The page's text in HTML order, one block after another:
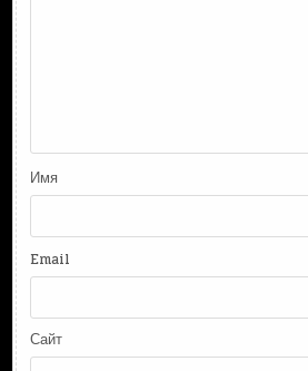
Имя
Email
Сайт